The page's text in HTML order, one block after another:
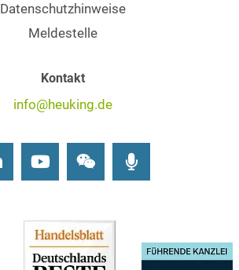
Datenschutzhinweise
Meldestelle
Kontakt
info@heuking.de
LinkedInYoutubeWechat